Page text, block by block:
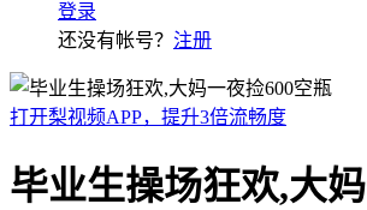
登录
还没有帐号？ 注册
打开梨视频APP，提升3倍流畅度
毕业生操场狂欢,大